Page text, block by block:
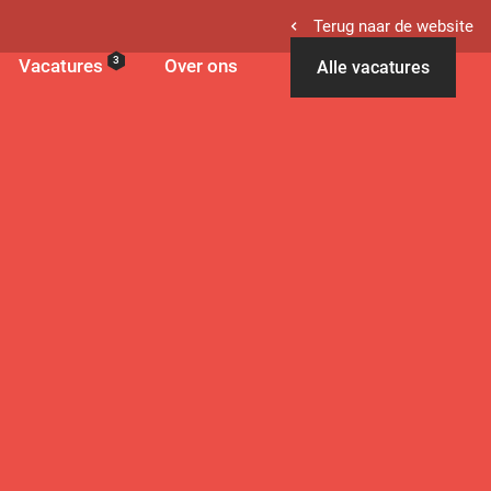
Terug naar de website
Vacatures 3 Over ons Alle vacatures